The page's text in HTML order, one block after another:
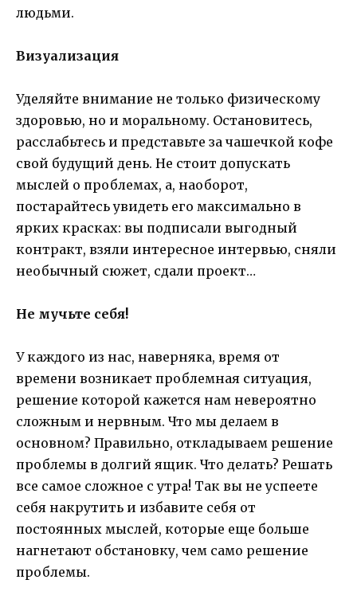
людьми.
Визуализация
Уделяйте внимание не только физическому
здоровью, но и моральному. Остановитесь,
расслабьтесь и представьте за чашечкой кофе
свой будущий день. Не стоит допускать
мыслей о проблемах, а, наоборот,
постарайтесь увидеть его максимально в
ярких красках: вы подписали выгодный
контракт, взяли интересное интервью, сняли
необычный сюжет, сдали проект…
Не мучьте себя!
У каждого из нас, наверняка, время от
времени возникает проблемная ситуация,
решение которой кажется нам невероятно
сложным и нервным. Что мы делаем в
основном? Правильно, откладываем решение
проблемы в долгий ящик. Что делать? Решать
все самое сложное с утра! Так вы не успеете
себя накрутить и избавите себя от
постоянных мыслей, которые еще больше
нагнетают обстановку, чем само решение
проблемы.